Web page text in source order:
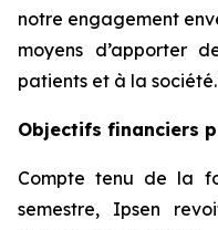
notre engagement
moyens d’apporter
patients et à la
Objectifs financiers
Compte tenu de la
semestre, Ipsen